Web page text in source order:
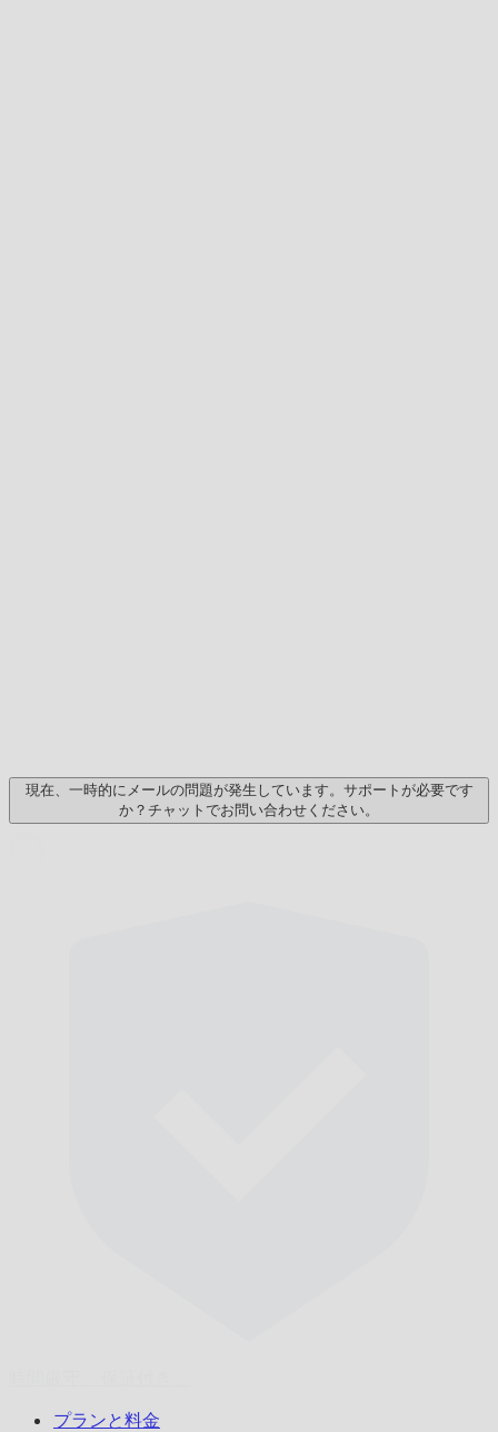
現在、一時的にメールの問題が発生しています。サポートが必要です
か？チャットでお問い合わせください。
プランと料金